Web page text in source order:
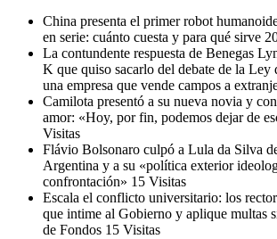
China presenta el primer robot
en serie: cuánto cuesta y para qué sirve
La contundente respuesta de Benegas
K que quiso sacarlo del debate de la Ley
una empresa que vende campos a
Camilota presentó a su nueva novia y
amor: «Hoy, por fin, podemos dejar de
Visitas
Flávio Bolsonaro culpó a Lula da Silva
Argentina y a su «política exterior
confrontación» 15 Visitas
Escala el conflicto universitario: los
que intime al Gobierno y aplique multas
de Fondos 15 Visitas